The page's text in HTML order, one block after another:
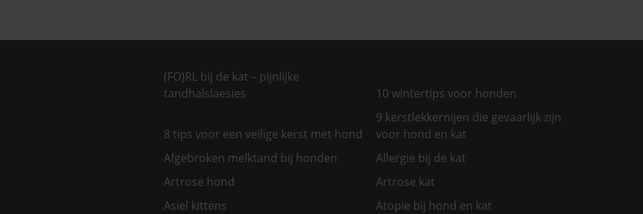
(FO)RL bij de kat – pijnlijke
tandhalslaesies
10 wintertips voor honden
8 tips voor een veilige kerst met hond
9 kerstlekkernijen die gevaarlijk zijn
voor hond en kat
Afgebroken melktand bij honden
Allergie bij de kat
Artrose hond
Artrose kat
Asiel kittens
Atopie bij hond en kat